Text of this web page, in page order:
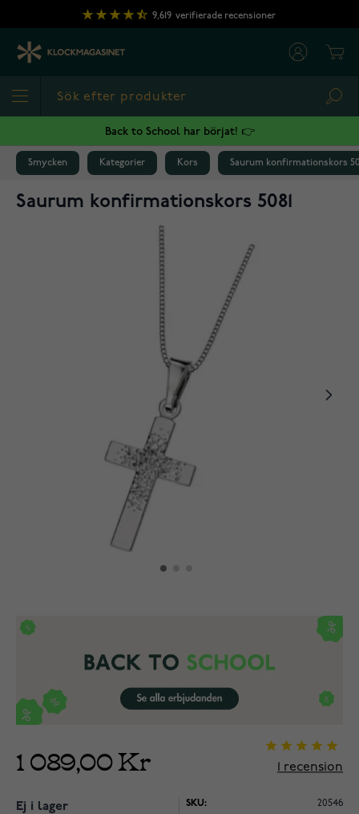
Hoppa till innehållet
9,619 verifierade recensioner
Back to School har börjat! 👉
Smycken Kategorier Kors Saurum konfirmationskors
Saurum konfirmationskors 5081
1 089,00 Kr 1 recension
Ej i lager SKU: 20546